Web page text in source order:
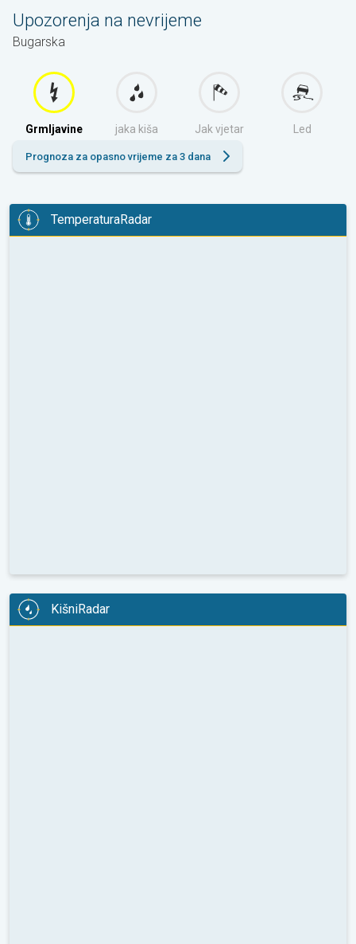
Upozorenja na nevrijeme
Bugarska
Grmljavine jaka kiša Jak vjetar Led
Prognoza za opasno vrijeme za 3 dana
TemperaturaRadar
KišniRadar